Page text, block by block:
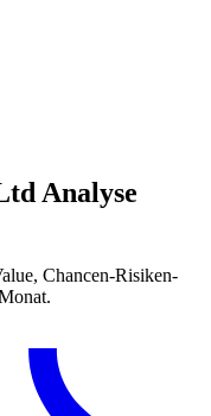
Analyse
Chancen-Risiken-